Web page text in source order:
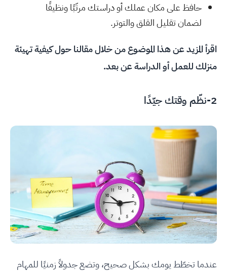
حافظ على مكان عملك أو دراستك مرتّبًا ونظيفًا
لضمان تقليل القلق والتوتر.
اقرأ المزيد عن هذا الموضوع من خلال مقالنا حولكيفية تهيئة
منزلك للعمل أو الدراسة عن بعد.
2-نظّم وقتك جيّدًا
عندما تخطّط يومك بشكل صحيح، وتضع جدولاً زمنيًا للمهام